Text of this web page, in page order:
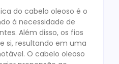
do cabelo oleoso é o
à necessidade de
Além disso, os fios
si, resultando em uma
O cabelo oleoso